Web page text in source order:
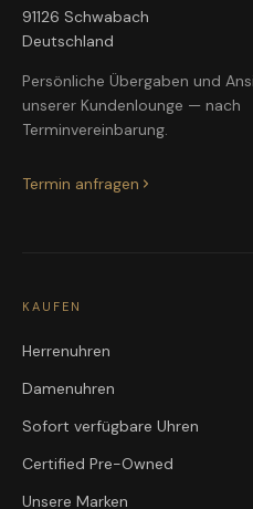
91126 Schwabach
Deutschland
Persönliche Übergaben und
unserer Kundenlounge — nach
Terminvereinbarung.
Termin anfragen
KAUFEN
Herrenuhren
Damenuhren
Sofort verfügbare Uhren
Certified Pre-Owned
Unsere Marken